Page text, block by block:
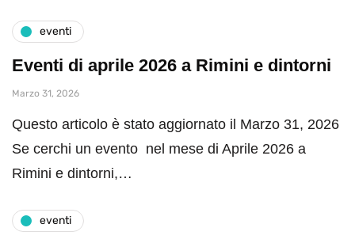
eventi
Eventi di aprile 2026 a Rimini e dintorni
Marzo 31, 2026
Questo articolo è stato aggiornato il Marzo 31, 2026
Se cerchi un evento nel mese di Aprile 2026 a
Rimini e dintorni,…
eventi